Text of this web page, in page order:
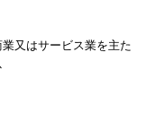
業又はサービス業を主た